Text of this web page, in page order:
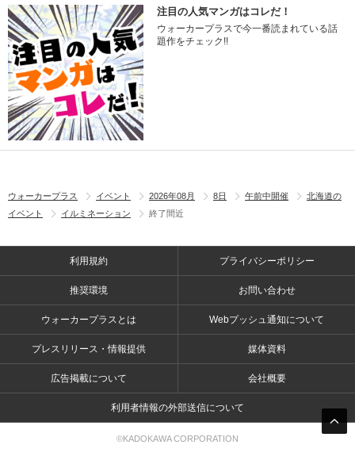
注目の人気マンガはコレだ！
ウォーカープラスで今一番読まれている話
題作をチェック!!
ウォーカープラス イベント 2026年08月 8日 午前中開催
北海道の
イベント
イルミネーション 終了間近
利用規約 プライバシーポリシー
推奨環境 お問い合わせ
ウォーカープラスとは Webプッシュ通知について
プレスリリース・情報提供 媒体資料
広告掲載について 会社概要
利用者情報の外部送信について
©KADOKAWA CORPORATION